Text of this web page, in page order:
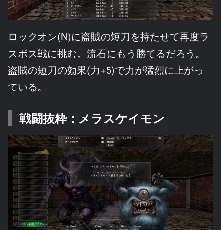
ロックオン(N)に盗賊の短刀を持たせて再度ラ
スボス戦に挑む。流石にもう勝てるだろう。
盗賊の短刀の効果(力+5)で力が猛烈に上がっ
ている。
戦闘抜粋：メラスケイモン